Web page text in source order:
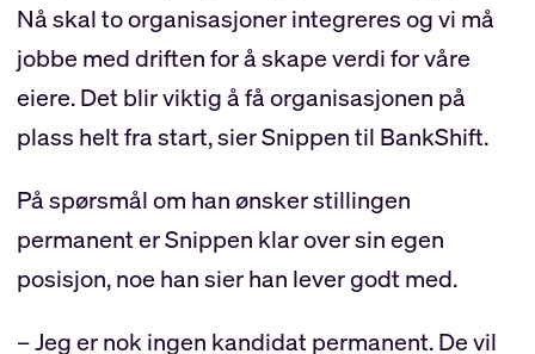
Nå skal to organisasjoner integreres og vi må
jobbe med driften for å skape verdi for våre
eiere. Det blir viktig å få organisasjonen på
plass helt fra start, sier Snippen til BankShift.
På spørsmål om han ønsker stillingen
permanent er Snippen klar over sin egen
posisjon, noe han sier han lever godt med.
– Jeg er nok ingen kandidat permanent. De vil